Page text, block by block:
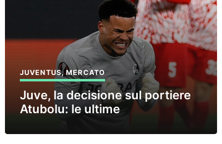
JUVENTUS,MERCATO
Juve, la decisione sul portiere
Atubolu: le ultime